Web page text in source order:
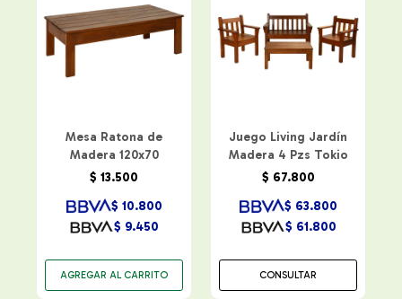
Mesa Ratona de
Madera 120x70
$ 13.500
$ 9.450
$ 10.800
Juego Living Jardín
Madera 4 Pzs Tokio
$ 67.800
$ 61.800
$ 63.800
CONSULTAR